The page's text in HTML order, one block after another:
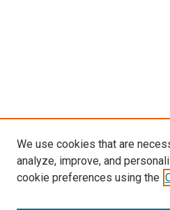
We use cookies that are
analyze, improve, and
cookie preferences using the